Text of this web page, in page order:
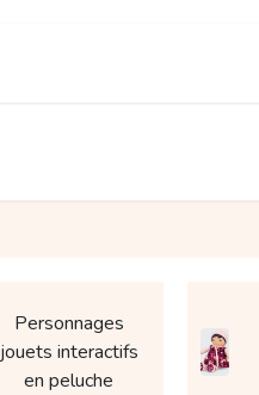
Personnages
jouets interactifs
en peluche